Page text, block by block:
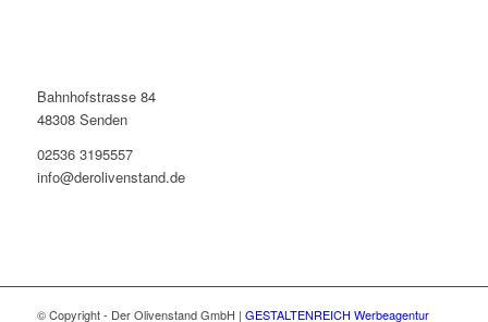
Bahnhofstrasse 84
48308 Senden
02536 3195557
info@derolivenstand.de
© Copyright - Der Olivenstand GmbH | GESTALTENREICH Werbeagentur